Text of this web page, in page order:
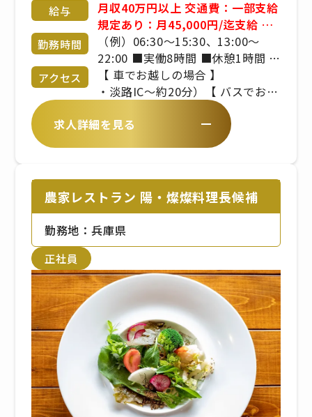
給与
月収40万円以上 交通費：一部支給
規定あり：月45,000円/迄支給 マ
イカー通勤可 ※淡路島在住の方
が対象 ◇年収500～600万円（月
給＋管理職手当＋賞与） ■昇給年
1回 ■賞与年2回 ※年齢や経験を
考慮のうえ、当社規定により決定
いたします
勤務時間
（例）06:30～15:30、13:00～
22:00 ■実働8時間 ■休憩1時間 ■
シフト制
アクセス
【 車でお越しの場合 】
・淡路IC～約20分）【 バスでお越
農家レストラン 陽・燦燦から徒歩
求人詳細を見る
農家レストラン 陽・燦燦料理長候補
勤務地：兵庫県
正社員